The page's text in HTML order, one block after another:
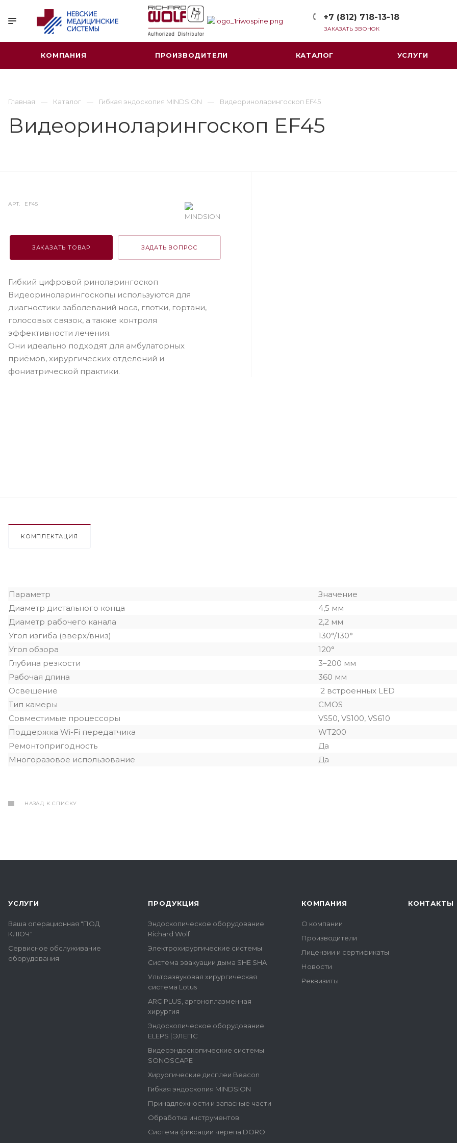
+7 (812) 718-13-18
ЗАКАЗАТЬ ЗВОНОК
КОМПАНИЯ ПРОИЗВОДИТЕЛИ КАТАЛОГ УСЛУГИ
Главная Каталог Гибкая эндоскопия MINDSION Видеориноларингоскоп EF45
Видеориноларингоскоп EF45
АРТ. EF45
ЗАКАЗАТЬ ТОВАР ЗАДАТЬ ВОПРОС
Гибкий цифровой риноларингоскоп
Видеориноларингоскопы используются для
диагностики заболеваний носа, глотки, гортани,
голосовых связок, а также контроля
эффективности лечения.
Они идеально подходят для амбулаторных
приёмов, хирургических отделений и
фониатрической практики.
КОМПЛЕКТАЦИЯ
Параметр
Значение
Диаметр дистального конца
4,5 мм
Диаметр рабочего канала
2,2 мм
Угол изгиба (вверх/вниз)
130°/130°
Угол обзора
120°
Глубина резкости
3–200 мм
Рабочая длина
360 мм
Освещение
2 встроенных LED
Тип камеры
CMOS
Совместимые процессоры
VS50, VS100, VS610
Поддержка Wi-Fi передатчика
WT200
Ремонтопригодность
Да
Многоразовое использование
Да
НАЗАД К СПИСКУ
УСЛУГИ
Ваша операционная "ПОД
КЛЮЧ"
Сервисное обслуживание
оборудования
ПРОДУКЦИЯ
Эндоскопическое оборудование
Richard Wolf
Электрохирургические системы
Система эвакуации дыма SHE SHA
Ультразвуковая хирургическая
система Lotus
ARC PLUS, аргоноплазменная
хирургия
Эндоскопическое оборудование
ELEPS | ЭЛЕПС
Видеоэндоскопические системы
SONOSCAPE
Хирургические дисплеи Beacon
Гибкая эндоскопия MINDSION
Принадлежности и запасные части
Обработка инструментов
Система фиксации черепа DORO
КОМПАНИЯ
О компании
Производители
Лицензии и сертификаты
Новости
Реквизиты
КОНТАКТЫ